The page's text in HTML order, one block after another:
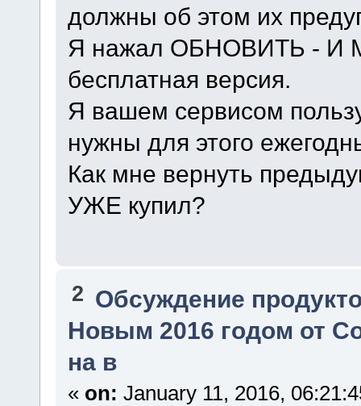
должны об этом их
Я нажал ОБНОВИТЬ - И
бесплатная версия.
Я вашем сервисом
нужны для этого
Как мне вернуть
УЖЕ купил?
2 Обсуждение
Новым 2016 годом от
на в
« on: January 11, 2016,